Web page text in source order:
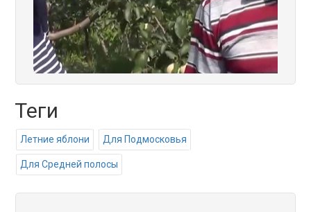
Теги
Летние яблони Для Подмосковья
Для Средней полосы